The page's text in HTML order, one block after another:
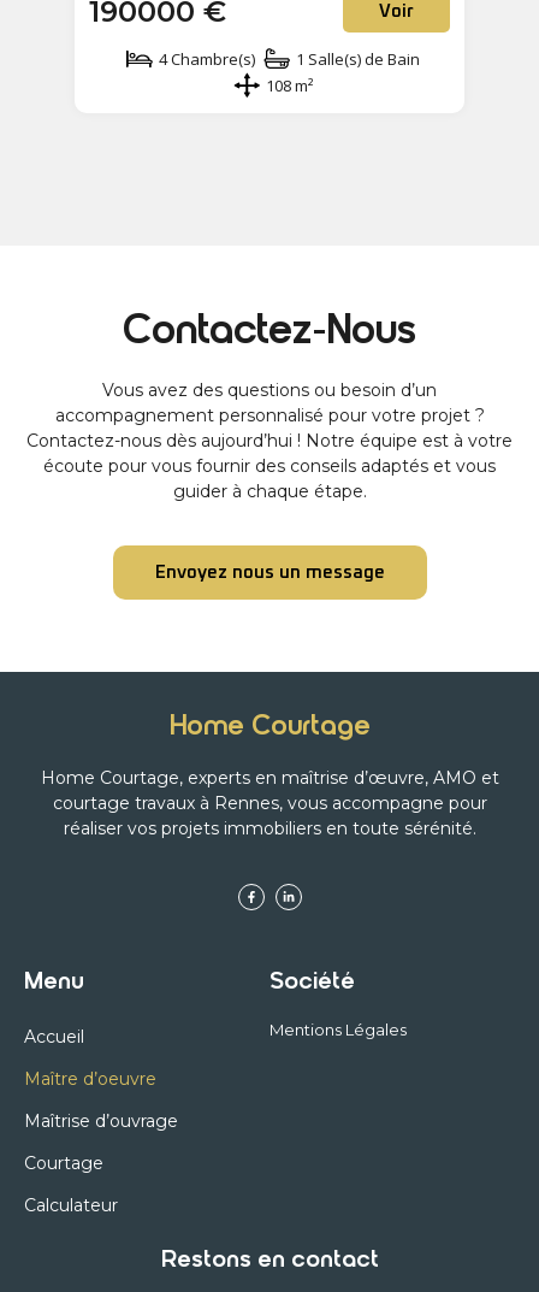
205000 €
4 Chambre(s)
2 Salle(s) de Bain
Contactez-Nous
Vous avez des questions ou besoin d’un
accompagnement personnalisé pour votre projet ?
Contactez-nous dès aujourd’hui ! Notre équipe est à votre
écoute pour vous fournir des conseils adaptés et vous
guider à chaque étape.
Envoyez nous un message
Home Courtage
Home Courtage, experts en maîtrise d’œuvre, AMO et
courtage travaux à Rennes, vous accompagne pour
réaliser vos projets immobiliers en toute sérénité.
Menu
Accueil
Maître d’oeuvre
Maîtrise d’ouvrage
Courtage
Calculateur
Société
Mentions Légales
Restons en contact